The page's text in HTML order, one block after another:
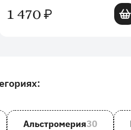
в корзину
1 470 ₽
Альстромерия30